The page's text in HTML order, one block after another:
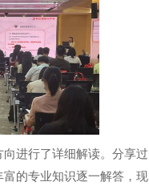
进行了详细解读。分享过
的专业知识逐一解答，现